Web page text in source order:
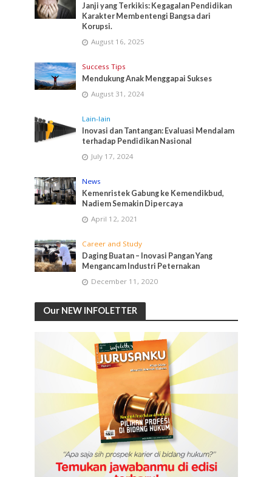
Janji yang Terkikis: Kegagalan Pendidikan
Karakter Membentengi Bangsa dari
Korupsi.
August 16, 2025
Success Tips
Mendukung Anak Menggapai Sukses
August 31, 2024
Lain-lain
Inovasi dan Tantangan: Evaluasi Mendalam
terhadap Pendidikan Nasional
July 17, 2024
News
Kemenristek Gabung ke Kemendikbud,
Nadiem Semakin Dipercaya
April 12, 2021
Career and Study
Daging Buatan – Inovasi Pangan Yang
Mengancam Industri Peternakan
December 11, 2020
Our NEW INFOLETTER